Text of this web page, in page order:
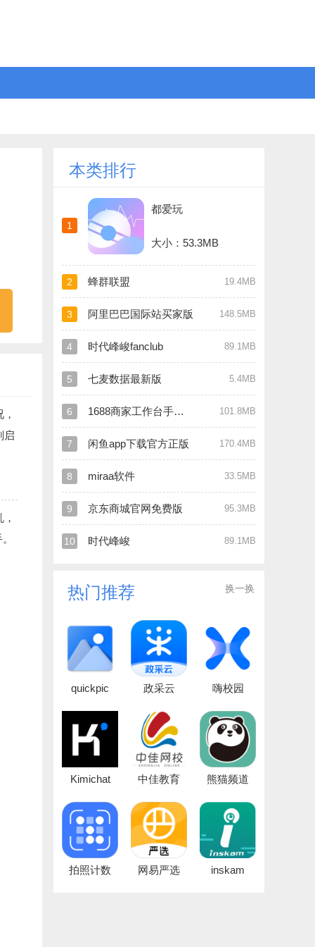
启
本类排行
1
都爱玩
大小：53.3MB
2 蜂群联盟 19.4MB
3 阿里巴巴国际站买家版 148.5MB
4 时代峰峻fanclub 89.1MB
5 七麦数据最新版 5.4MB
6 1688商家工作台手机版 101.8MB
7 闲鱼app下载官方正版 170.4MB
8 miraa软件 33.5MB
9 京东商城官网免费版 95.3MB
10 时代峰峻 89.1MB
热门推荐 换一换
quickpic 政采云 嗨校园
Kimichat 中佳教育 熊猫频道
拍照计数 网易严选 inskam